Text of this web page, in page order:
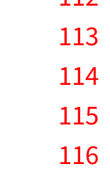
113
114
115
116